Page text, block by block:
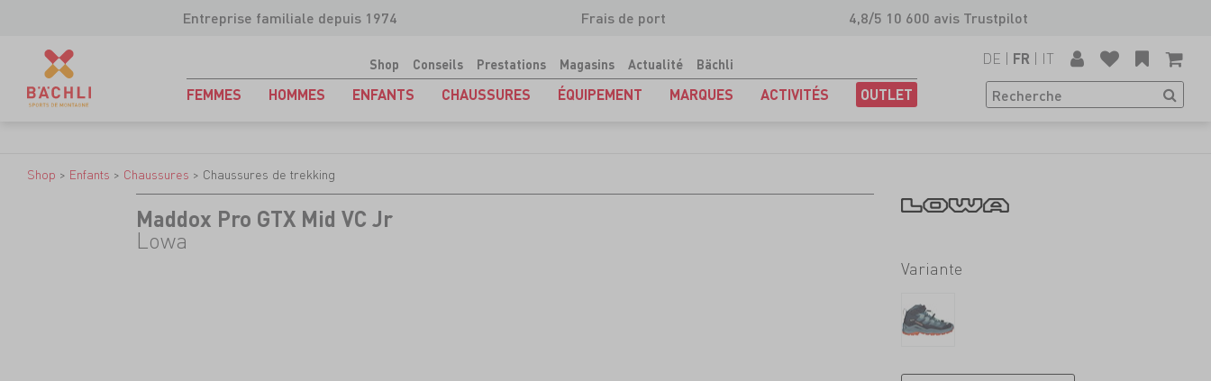
Entreprise familiale depuis 1974 Frais de port 4,8/5 10 600 avis Trustpilot
Shop Conseils Prestations Magasins Actualité Bächli
FEMMES HOMMES ENFANTS CHAUSSURES ÉQUIPEMENT MARQUES ACTIVITÉS OUTLET
DE | FR | IT
Shop > Enfants > Chaussures > Chaussures de trekking
Maddox Pro GTX Mid VC Jr
Lowa
Variante